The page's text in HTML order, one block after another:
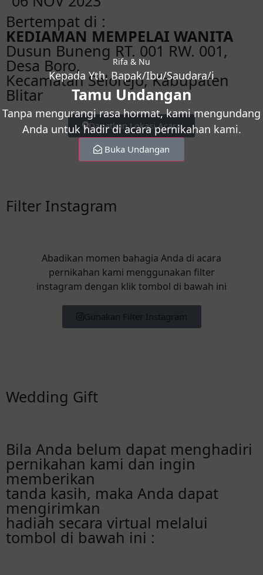
Bertempat di :
KEDIAMAN MEMPELAI WANITA
Dusun Buneng RT. 001 RW. 001,
Desa Boro,
Kecamatan Selorejo, Kabupaten
Blitar
Dapatkan Lokasi Acara
Filter Instagram
Abadikan momen bahagia Anda di acara
pernikahan kami menggunakan filter
instagram dengan klik tombol di bawah ini
Gunakan Filter Instagram
Wedding Gift
Bila Anda belum dapat menghadiri
pernikahan kami dan ingin
memberikan
tanda kasih, maka Anda dapat
mengirimkan
hadiah secara virtual melalui
tombol di bawah ini :
Rifa & Nu
Kepada Yth. Bapak/Ibu/Saudara/i
Tamu Undangan
Tanpa mengurangi rasa hormat, kami mengundang
Anda untuk hadir di acara pernikahan kami.
Buka Undangan